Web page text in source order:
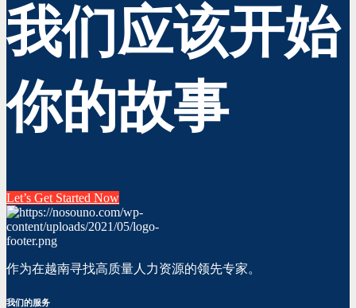
我们应该开始
你的故事
Let’s Get Started Now
作为在越南寻找高质量人力资源的领先专家。
我们的服务